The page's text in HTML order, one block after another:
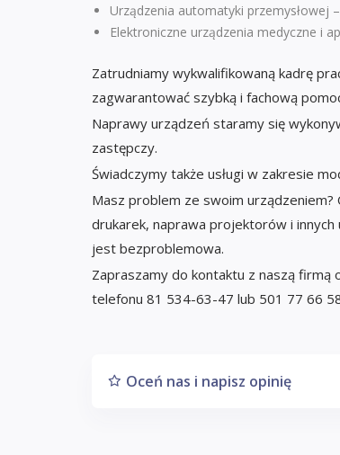
Urządzenia automatyki przemysłowej
Elektroniczne urządzenia medyczne i
Zatrudniamy wykwalifikowaną kadrę
zagwarantować szybką i fachową
Naprawy urządzeń staramy się
zastępczy.
Świadczymy także usługi w zakresie
Masz problem ze swoim
drukarek, naprawa projektorów i
jest bezproblemowa.
Zapraszamy do kontaktu z naszą firmą
telefonu 81 534-63-47 lub 501 77 66
Oceń nas i napisz opinię